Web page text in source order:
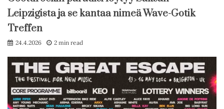
Leipzigista ja se kantaa nimeä Wave-Gotik
Treffen
24.4.2026 2 min read